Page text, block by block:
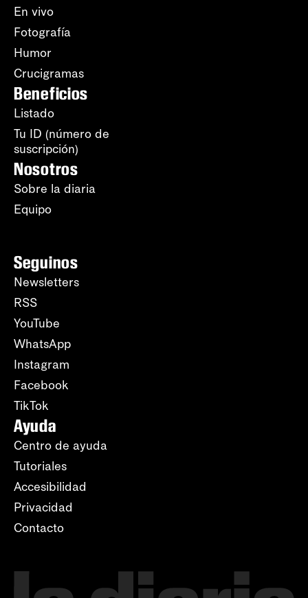
En vivo
Fotografía
Humor
Crucigramas
Beneficios
Listado
Tu ID (número de
suscripción)
Nosotros
Sobre la diaria
Equipo
Seguinos
Newsletters
RSS
YouTube
WhatsApp
Instagram
Facebook
TikTok
Ayuda
Centro de ayuda
Tutoriales
Accesibilidad
Privacidad
Contacto